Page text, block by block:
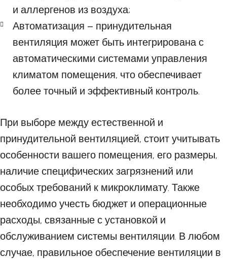
и аллергенов из воздуха;
Автоматизация – принудительная
вентиляция может быть интегрирована с
автоматическими системами управления
климатом помещения, что обеспечивает
более точный и эффективный контроль.
При выборе между естественной и
принудительной вентиляцией, стоит учитывать
особенности вашего помещения, его размеры,
наличие специфических загрязнений или
особых требований к микроклимату. Также
необходимо учесть бюджет и операционные
расходы, связанные с установкой и
обслуживанием системы вентиляции. В любом
случае, правильное обеспечение вентиляции в